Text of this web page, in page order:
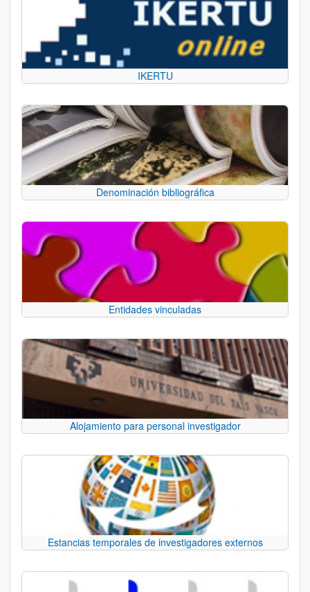
IKERTU
Denominación bibliográfica
Entidades vinculadas
Alojamiento para personal investigador
Estancias temporales de investigadores externos